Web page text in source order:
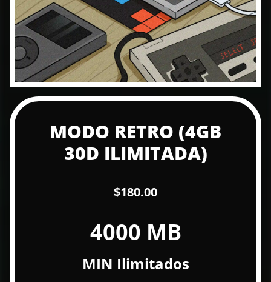
MODO RETRO (4GB
30D ILIMITADA)
$180.00
4000 MB
MIN Ilimitados